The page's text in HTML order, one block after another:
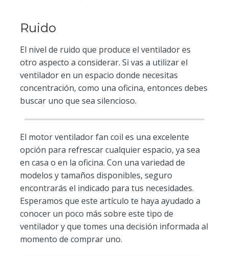
Ruido
El nivel de ruido que produce el ventilador es
otro aspecto a considerar. Si vas a utilizar el
ventilador en un espacio donde necesitas
concentración, como una oficina, entonces debes
buscar uno que sea silencioso.
El motor ventilador fan coil es una excelente
opción para refrescar cualquier espacio, ya sea
en casa o en la oficina. Con una variedad de
modelos y tamaños disponibles, seguro
encontrarás el indicado para tus necesidades.
Esperamos que este artículo te haya ayudado a
conocer un poco más sobre este tipo de
ventilador y que tomes una decisión informada al
momento de comprar uno.